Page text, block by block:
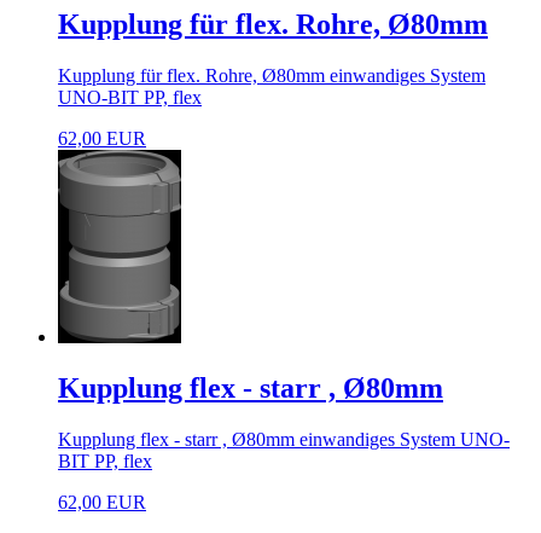
Kupplung für flex. Rohre, Ø80mm
Kupplung für flex. Rohre, Ø80mm einwandiges System
UNO-BIT PP, flex
62,00 EUR
Kupplung flex - starr , Ø80mm
Kupplung flex - starr , Ø80mm einwandiges System UNO-
BIT PP, flex
62,00 EUR